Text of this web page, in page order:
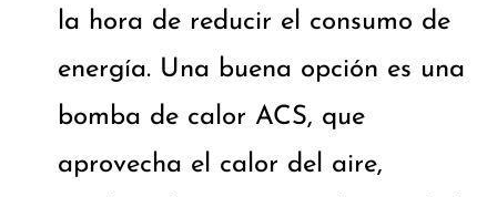
la hora de reducir el consumo de
energía. Una buena opción es una
bomba de calor ACS, que
aprovecha el calor del aire,